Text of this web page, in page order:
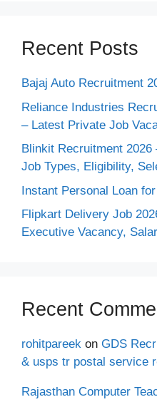
Recent Posts
Bajaj Auto Recruitment
Reliance Industries
– Latest Private Job
Blinkit Recruitment 2026
Job Types, Eligibility,
Instant Personal Loan
Flipkart Delivery Job
Executive Vacancy,
Recent
rohitpareek on GDS
& usps tr postal service
Rajasthan Computer